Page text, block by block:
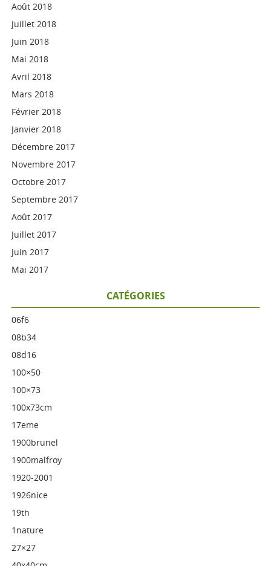
Août 2018
Juillet 2018
Juin 2018
Mai 2018
Avril 2018
Mars 2018
Février 2018
Janvier 2018
Décembre 2017
Novembre 2017
Octobre 2017
Septembre 2017
Août 2017
Juillet 2017
Juin 2017
Mai 2017
CATÉGORIES
06f6
08b34
08d16
100×50
100×73
100x73cm
17eme
1900brunel
1900malfroy
1920-2001
1926nice
19th
1nature
27×27